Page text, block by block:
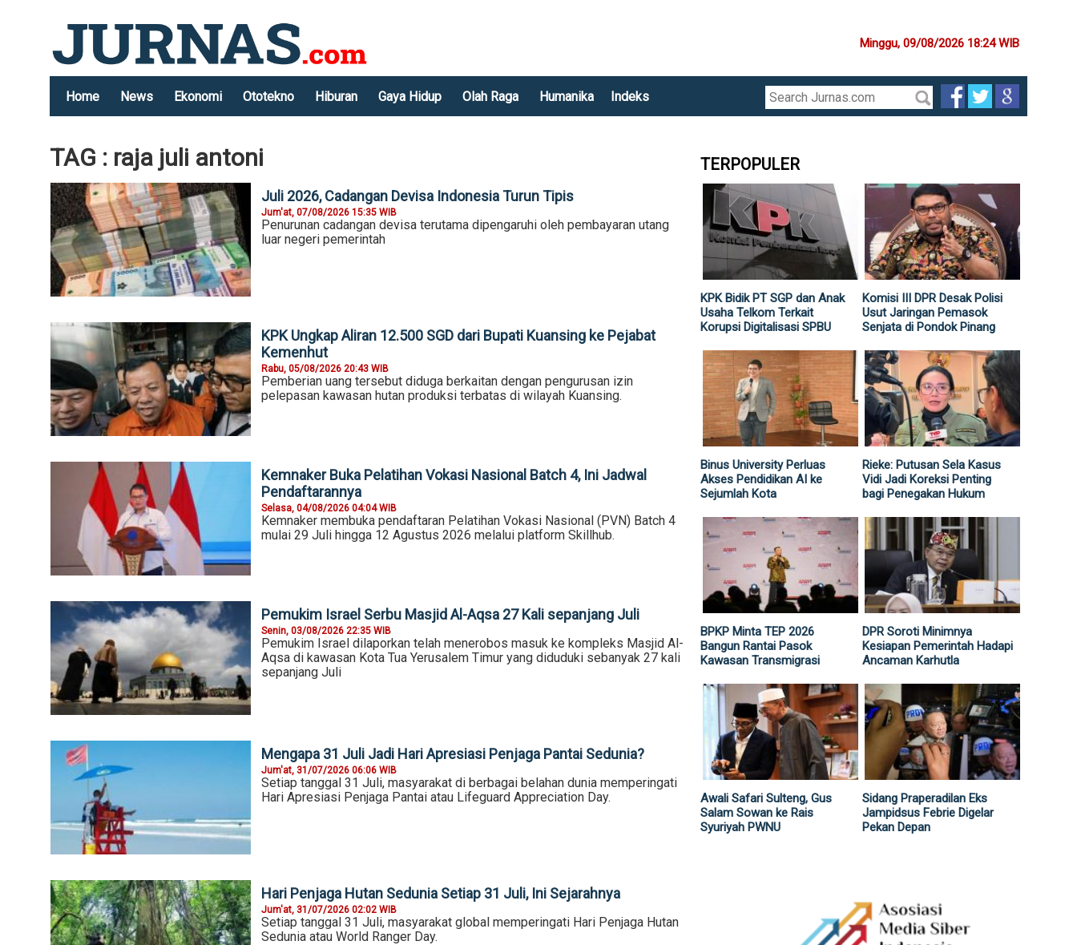
Minggu, 09/08/2026 18:24 WIB
Home News Ekonomi Ototekno Hiburan Gaya Hidup Olah Raga Humanika Indeks
TAG : raja juli antoni
Juli 2026, Cadangan Devisa Indonesia Turun Tipis
Jum'at, 07/08/2026 15:35 WIB
Penurunan cadangan devisa terutama dipengaruhi oleh pembayaran utang
luar negeri pemerintah
KPK Ungkap Aliran 12.500 SGD dari Bupati Kuansing ke Pejabat
Kemenhut
Rabu, 05/08/2026 20:43 WIB
Pemberian uang tersebut diduga berkaitan dengan pengurusan izin
pelepasan kawasan hutan produksi terbatas di wilayah Kuansing.
Kemnaker Buka Pelatihan Vokasi Nasional Batch 4, Ini Jadwal
Pendaftarannya
Selasa, 04/08/2026 04:04 WIB
Kemnaker membuka pendaftaran Pelatihan Vokasi Nasional (PVN) Batch 4
mulai 29 Juli hingga 12 Agustus 2026 melalui platform Skillhub.
Pemukim Israel Serbu Masjid Al-Aqsa 27 Kali sepanjang Juli
Senin, 03/08/2026 22:35 WIB
Pemukim Israel dilaporkan telah menerobos masuk ke kompleks Masjid Al-
Aqsa di kawasan Kota Tua Yerusalem Timur yang diduduki sebanyak 27 kali
sepanjang Juli
Mengapa 31 Juli Jadi Hari Apresiasi Penjaga Pantai Sedunia?
Jum'at, 31/07/2026 06:06 WIB
Setiap tanggal 31 Juli, masyarakat di berbagai belahan dunia memperingati
Hari Apresiasi Penjaga Pantai atau Lifeguard Appreciation Day.
Hari Penjaga Hutan Sedunia Setiap 31 Juli, Ini Sejarahnya
Jum'at, 31/07/2026 02:02 WIB
Setiap tanggal 31 Juli, masyarakat global memperingati Hari Penjaga Hutan
Sedunia atau World Ranger Day.
TERPOPULER
KPK Bidik PT SGP dan Anak
Usaha Telkom Terkait
Korupsi Digitalisasi SPBU
Komisi III DPR Desak Polisi
Usut Jaringan Pemasok
Senjata di Pondok Pinang
Binus University Perluas
Akses Pendidikan AI ke
Sejumlah Kota
Rieke: Putusan Sela Kasus
Vidi Jadi Koreksi Penting
bagi Penegakan Hukum
BPKP Minta TEP 2026
Bangun Rantai Pasok
Kawasan Transmigrasi
DPR Soroti Minimnya
Kesiapan Pemerintah Hadapi
Ancaman Karhutla
Awali Safari Sulteng, Gus
Salam Sowan ke Rais
Syuriyah PWNU
Sidang Praperadilan Eks
Jampidsus Febrie Digelar
Pekan Depan